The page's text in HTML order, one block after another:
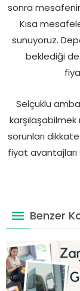
sonra
Kısa
sunuyoruz.
beklediği
Selçuklu
karşılaşabilmek
sorunları
fiyat
Benzer